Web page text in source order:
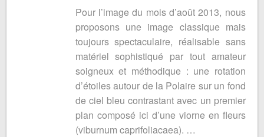
Pour l’image du mois d’août 2013, nous
proposons une image classique mais
toujours spectaculaire, réalisable sans
matériel sophistiqué par tout amateur
soigneux et méthodique : une rotation
d’étoiles autour de la Polaire sur un fond
de ciel bleu contrastant avec un premier
plan composé ici d’une viorne en fleurs
(viburnum caprifoliacaea). …